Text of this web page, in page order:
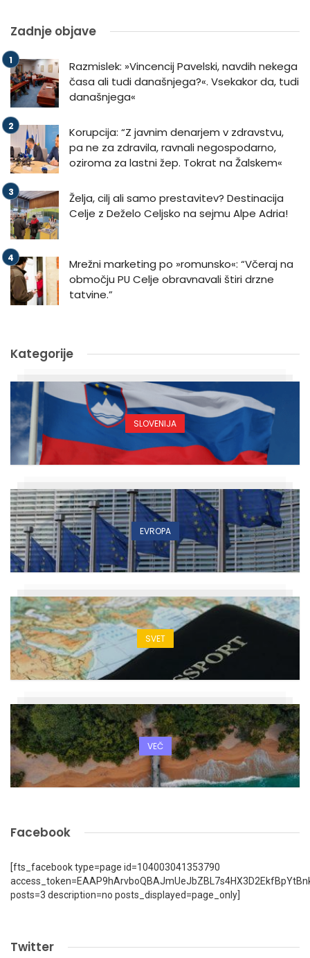
Zadnje objave
Razmislek: »Vincencij Pavelski, navdih nekega
časa ali tudi današnjega?«. Vsekakor da, tudi
današnjega«
Korupcija: “Z javnim denarjem v zdravstvu,
pa ne za zdravila, ravnali negospodarno,
oziroma za lastni žep. Tokrat na Žalskem«
Želja, cilj ali samo prestavitev? Destinacija
Celje z Deželo Celjsko na sejmu Alpe Adria!
Mrežni marketing po »romunsko«: “Včeraj na
območju PU Celje obravnavali štiri drzne
tatvine.”
Kategorije
SLOVENIJA
EVROPA
SVET
VEČ
Facebook
[fts_facebook type=page id=104003041353790
posts=3 description=no posts_displayed=page_only]
Twitter